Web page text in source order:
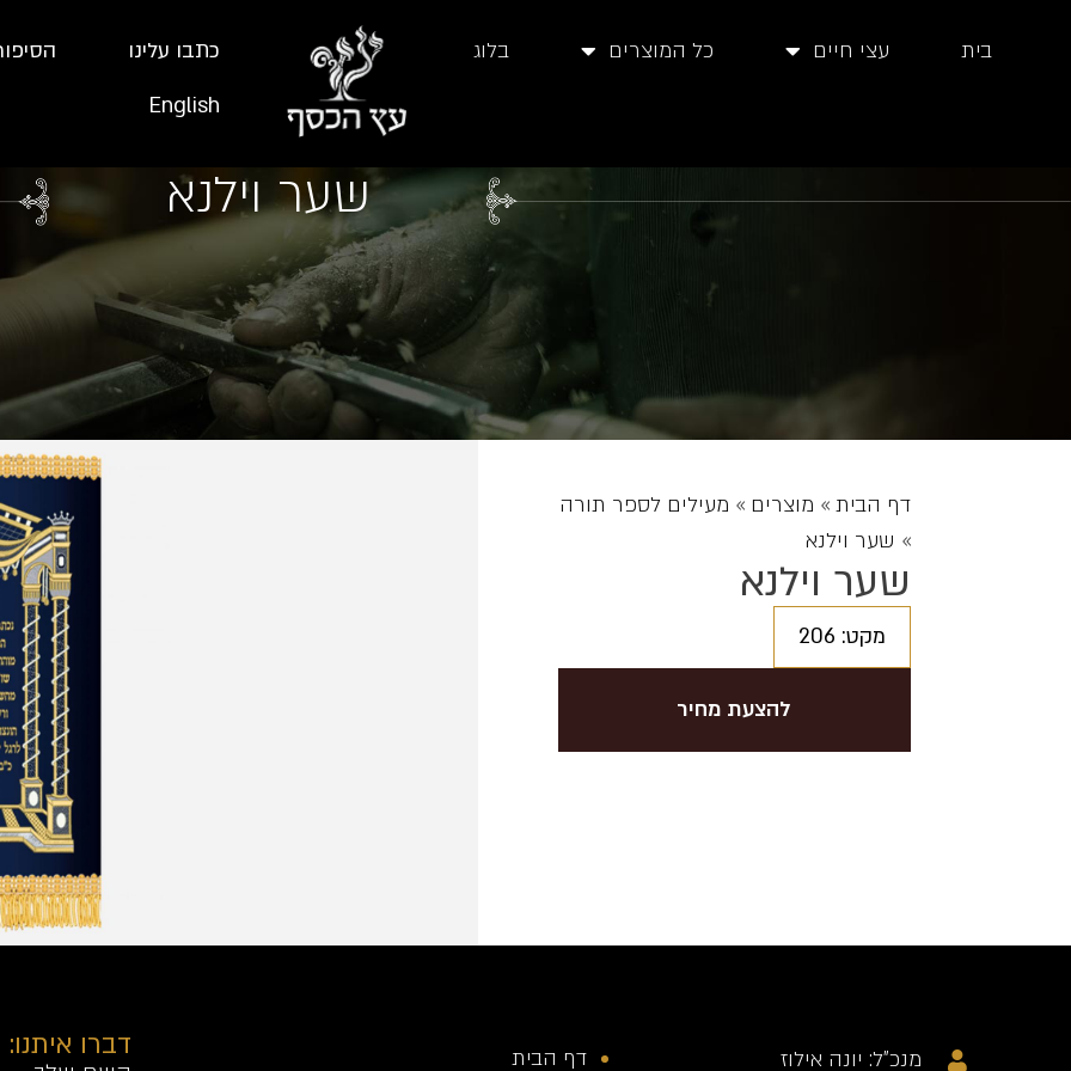
בית עצי חיים כל המוצרים בלוג כתבו עלינו
English
שער וילנא
דף הבית » מוצרים » מעילים לספר תורה
» שער וילנא
שער וילנא
מקט: 206
להצעת מחיר
מנכ"ל: יונה אילוז דף הבית דברו איתנו: